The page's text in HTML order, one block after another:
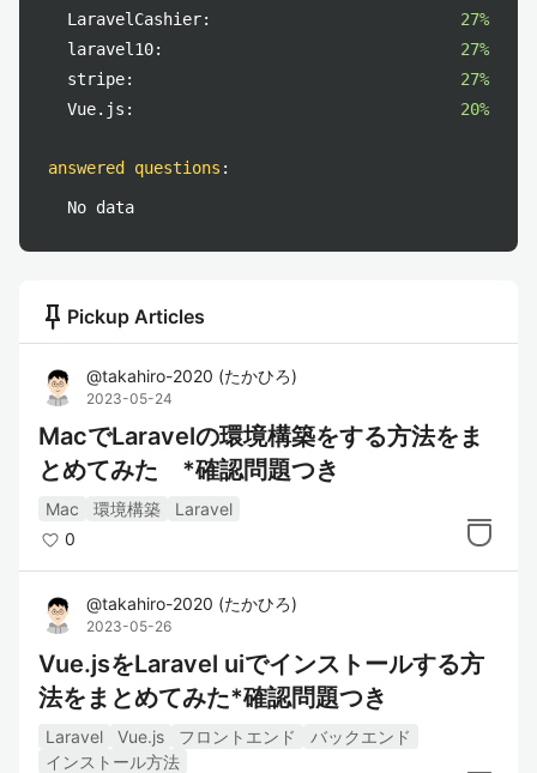
LaravelCashier:
27%
laravel10:
27%
stripe:
27%
Vue.js:
20%
answered questions :
No data
push_pin Pickup Articles
@takahiro-2020 (たかひろ)
2023-05-24
MacでLaravelの環境構築をする方法をま
とめてみた *確認問題つき
Mac 環境構築
Laravel
0
@takahiro-2020 (たかひろ)
2023-05-26
Vue.jsをLaravel uiでインストールする方
法をまとめてみた*確認問題つき
Laravel Vue.js フロントエンド
バックエンド
インストール方法